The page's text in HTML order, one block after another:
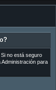
no está seguro
para